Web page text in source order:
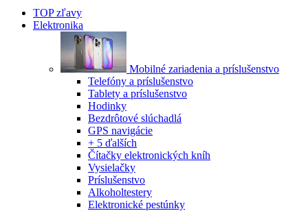
TOP zľavy
Elektronika
Mobilné zariadenia a príslušenstvo
Telefóny a príslušenstvo
Tablety a príslušenstvo
Hodinky
Bezdrôtové slúchadlá
GPS navigácie
+ 5 ďalších
Čítačky elektronických kníh
Vysielačky
Príslušenstvo
Alkoholtestery
Elektronické pestúnky